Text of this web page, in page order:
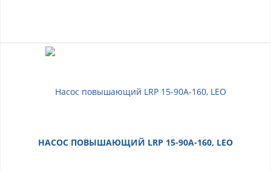
НАСОС ПОВЫШАЮЩИЙ LRP 15-90A-160, LEO